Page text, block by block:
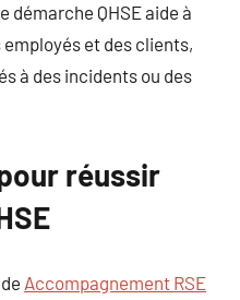
démarche QHSE aide à
et des clients,
à des incidents ou des
réussir
Accompagnement RSE